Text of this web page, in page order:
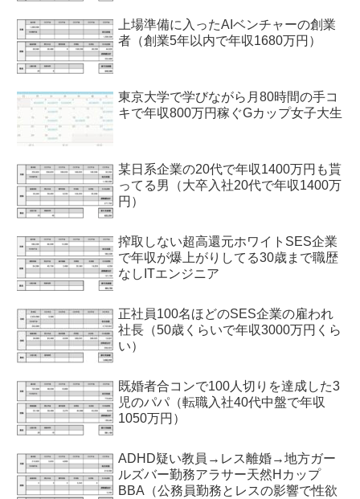
上場準備に入ったAIベンチャーの創業
者（創業5年以内で年収1680万円）
東京大学で学びながら月80時間の手コ
キで年収800万円稼ぐGカップ女子大生
某日系企業の20代で年収1400万円も貰
ってる男（大卒入社20代で年収1400万
円）
搾取しない超高還元ホワイトSES企業
で年収が爆上がりしてる30歳まで職歴
なしITエンジニア
正社員100名ほどのSES企業の雇われ
社長（50歳くらいで年収3000万円くら
い）
既婚者合コンで100人切りを達成した3
児のパパ（転職入社40代中盤で年収
1050万円）
ADHD疑い教員→レス離婚→地方ガー
ルズバー勤務アラサー天然Hカップ
BBA（公務員勤務とレスの影響で性欲